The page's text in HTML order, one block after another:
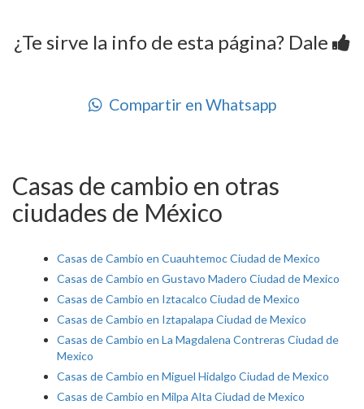
¿Te sirve la info de esta página? Dale
Compartir en Whatsapp
Casas de cambio en otras
ciudades de México
Casas de Cambio en Cuauhtemoc Ciudad de Mexico
Casas de Cambio en Gustavo Madero Ciudad de Mexico
Casas de Cambio en Iztacalco Ciudad de Mexico
Casas de Cambio en Iztapalapa Ciudad de Mexico
Casas de Cambio en La Magdalena Contreras Ciudad de
Mexico
Casas de Cambio en Miguel Hidalgo Ciudad de Mexico
Casas de Cambio en Milpa Alta Ciudad de Mexico